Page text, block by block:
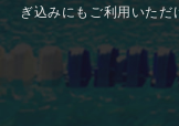
ぎ込みにもご利用いただ